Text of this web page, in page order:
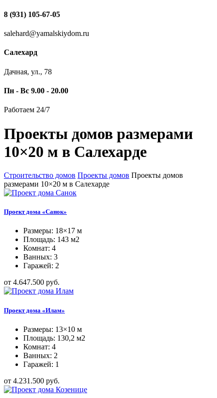
8 (931) 105-67-05
salehard@yamalskiydom.ru
Салехард
Дачная, ул., 78
Пн - Вс 9.00 - 20.00
Работаем 24/7
Проекты домов размерами
10×20 м в Салехарде
Строительство домов Проекты домов Проекты домов
размерами 10×20 м в Салехарде
Проект дома «Санок»
Размеры: 18×17 м
Площадь: 143 м2
Комнат: 4
Ванных: 3
Гаражей: 2
от 4.647.500 руб.
Проект дома «Илам»
Размеры: 13×10 м
Площадь: 130,2 м2
Комнат: 4
Ванных: 2
Гаражей: 1
от 4.231.500 руб.